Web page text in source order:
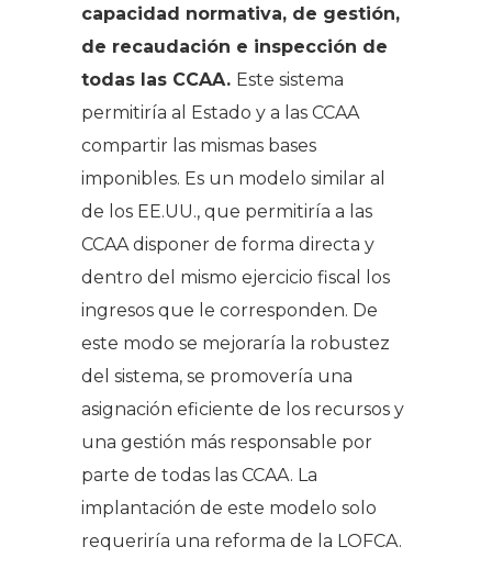
capacidad normativa, de gestión,
de recaudación e inspección de
todas las CCAA. Este sistema
permitiría al Estado y a las CCAA
compartir las mismas bases
imponibles. Es un modelo similar al
de los EE.UU., que permitiría a las
CCAA disponer de forma directa y
dentro del mismo ejercicio fiscal los
ingresos que le corresponden. De
este modo se mejoraría la robustez
del sistema, se promovería una
asignación eficiente de los recursos y
una gestión más responsable por
parte de todas las CCAA. La
implantación de este modelo solo
requeriría una reforma de la LOFCA.